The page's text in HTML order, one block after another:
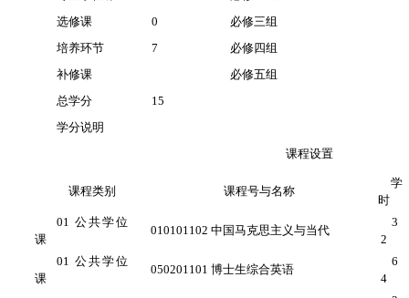
选修课
0
必修三组
培养环节
7
必修四组
补修课
必修五组
总学分
15
学分说明
课程设置
课程类别 课程号与名称
学
时
01 公共学位
课
010101102 中国马克思主义与当代
3
2
01 公共学位
课
050201101 博士生综合英语
6
4